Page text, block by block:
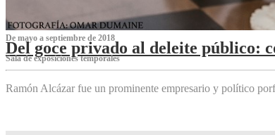
De mayo a septiembre de 2018
Del goce privado al deleite público:
Sala de exposiciones temporales
Ramón Alcázar fue un prominente empresario y político